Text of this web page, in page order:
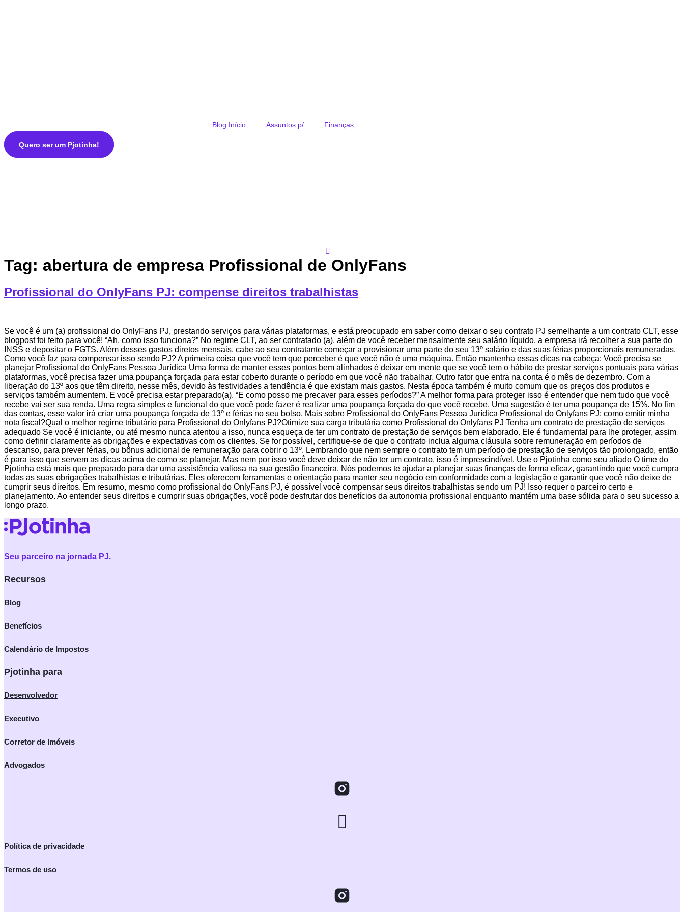
Blog Início Assuntos p/ Finanças
Quero ser um Pjotinha!
Tag: abertura de empresa Profissional de OnlyFans
Profissional do OnlyFans PJ: compense direitos trabalhistas
Se você é um (a) profissional do OnlyFans PJ, prestando serviços para várias plataformas, e está preocupado em saber como deixar o seu contrato PJ semelhante a um contrato CLT, esse
blogpost foi feito para você! “Ah, como isso funciona?” No regime CLT, ao ser contratado (a), além de você receber mensalmente seu salário líquido, a empresa irá recolher a sua parte do
INSS e depositar o FGTS. Além desses gastos diretos mensais, cabe ao seu contratante começar a provisionar uma parte do seu 13º salário e das suas férias proporcionais remuneradas.
Como você faz para compensar isso sendo PJ? A primeira coisa que você tem que perceber é que você não é uma máquina. Então mantenha essas dicas na cabeça: Você precisa se
planejar Profissional do OnlyFans Pessoa Jurídica Uma forma de manter esses pontos bem alinhados é deixar em mente que se você tem o hábito de prestar serviços pontuais para várias
plataformas, você precisa fazer uma poupança forçada para estar coberto durante o período em que você não trabalhar. Outro fator que entra na conta é o mês de dezembro. Com a
liberação do 13º aos que têm direito, nesse mês, devido às festividades a tendência é que existam mais gastos. Nesta época também é muito comum que os preços dos produtos e
serviços também aumentem. E você precisa estar preparado(a). “E como posso me precaver para esses períodos?” A melhor forma para proteger isso é entender que nem tudo que você
recebe vai ser sua renda. Uma regra simples e funcional do que você pode fazer é realizar uma poupança forçada do que você recebe. Uma sugestão é ter uma poupança de 15%. No fim
das contas, esse valor irá criar uma poupança forçada de 13º e férias no seu bolso. Mais sobre Profissional do OnlyFans Pessoa Jurídica Profissional do Onlyfans PJ: como emitir minha
nota fiscal?Qual o melhor regime tributário para Profissional do Onlyfans PJ?Otimize sua carga tributária como Profissional do Onlyfans PJ Tenha um contrato de prestação de serviços
adequado Se você é iniciante, ou até mesmo nunca atentou a isso, nunca esqueça de ter um contrato de prestação de serviços bem elaborado. Ele é fundamental para lhe proteger, assim
como definir claramente as obrigações e expectativas com os clientes. Se for possível, certifique-se de que o contrato inclua alguma cláusula sobre remuneração em períodos de
descanso, para prever férias, ou bônus adicional de remuneração para cobrir o 13º. Lembrando que nem sempre o contrato tem um período de prestação de serviços tão prolongado, então
é para isso que servem as dicas acima de como se planejar. Mas nem por isso você deve deixar de não ter um contrato, isso é imprescindível. Use o Pjotinha como seu aliado O time do
Pjotinha está mais que preparado para dar uma assistência valiosa na sua gestão financeira. Nós podemos te ajudar a planejar suas finanças de forma eficaz, garantindo que você cumpra
todas as suas obrigações trabalhistas e tributárias. Eles oferecem ferramentas e orientação para manter seu negócio em conformidade com a legislação e garantir que você não deixe de
cumprir seus direitos. Em resumo, mesmo como profissional do OnlyFans PJ, é possível você compensar seus direitos trabalhistas sendo um PJ! Isso requer o parceiro certo e
planejamento. Ao entender seus direitos e cumprir suas obrigações, você pode desfrutar dos benefícios da autonomia profissional enquanto mantém uma base sólida para o seu sucesso a
longo prazo.
Seu parceiro na jornada PJ.
Recursos
Blog
Benefícios
Calendário de Impostos
Pjotinha para
Desenvolvedor
Executivo
Corretor de Imóveis
Advogados
Política de privacidade
Termos de uso